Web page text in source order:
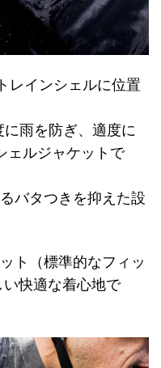
レインシェルに位置
に雨を防ぎ、適度に
ェルジャケットで
バタつきを抑えた設
ト（標準的なフィッ
い快適な着心地で